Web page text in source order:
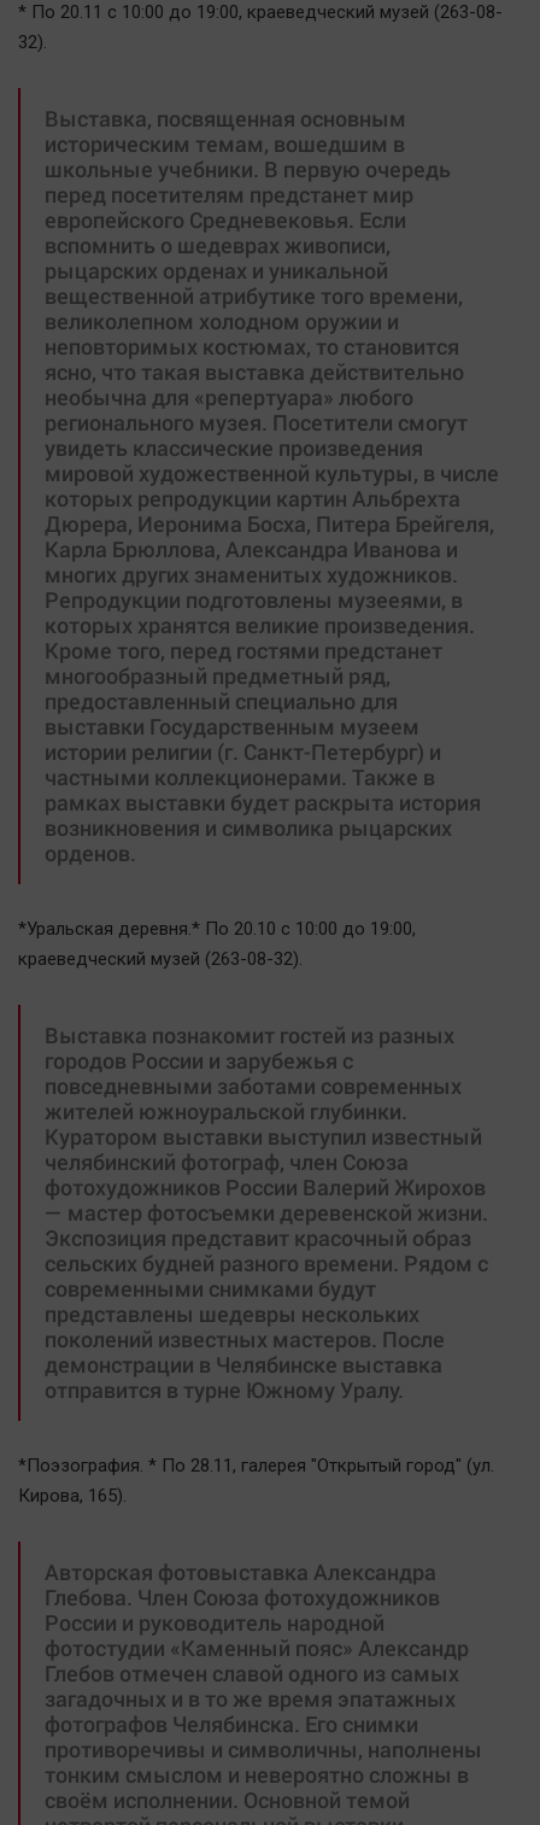
* По 20.11 с 10:00 до 19:00, краеведческий музей (263-08-
32).
Выставка, посвященная основным
историческим темам, вошедшим в
школьные учебники. В первую очередь
перед посетителям предстанет мир
европейского Средневековья. Если
вспомнить о шедеврах живописи,
рыцарских орденах и уникальной
вещественной атрибутике того времени,
великолепном холодном оружии и
неповторимых костюмах, то становится
ясно, что такая выставка действительно
необычна для «репертуара» любого
регионального музея. Посетители смогут
увидеть классические произведения
мировой художественной культуры, в числе
которых репродукции картин Альбрехта
Дюрера, Иеронима Босха, Питера Брейгеля,
Карла Брюллова, Александра Иванова и
многих других знаменитых художников.
Репродукции подготовлены музееями, в
которых хранятся великие произведения.
Кроме того, перед гостями предстанет
многообразный предметный ряд,
предоставленный специально для
выставки Государственным музеем
истории религии (г. Санкт-Петербург) и
частными коллекционерами. Также в
рамках выставки будет раскрыта история
возникновения и символика рыцарских
орденов.
*Уральская деревня.* По 20.10 с 10:00 до 19:00,
краеведческий музей (263-08-32).
Выставка познакомит гостей из разных
городов России и зарубежья с
повседневными заботами современных
жителей южноуральской глубинки.
Куратором выставки выступил известный
челябинский фотограф, член Союза
фотохудожников России Валерий Жирохов
— мастер фотосъемки деревенской жизни.
Экспозиция представит красочный образ
сельских будней разного времени. Рядом с
современными снимками будут
представлены шедевры нескольких
поколений известных мастеров. После
демонстрации в Челябинске выставка
отправится в турне Южному Уралу.
*Поэзография. * По 28.11, галерея "Открытый город" (ул.
Кирова, 165).
Авторская фотовыставка Александра
Глебова. Член Союза фотохудожников
России и руководитель народной
фотостудии «Каменный пояс» Александр
Глебов отмечен славой одного из самых
загадочных и в то же время эпатажных
фотографов Челябинска. Его снимки
противоречивы и символичны, наполнены
тонким смыслом и невероятно сложны в
своём исполнении. Основной темой